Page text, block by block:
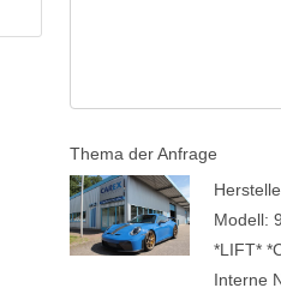
Thema der Anfrage
Modell:
*LIFT*
Interne